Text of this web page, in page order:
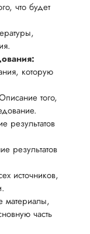
что будет
которую
того,
результатов
результатов
источников,
материалы,
часть